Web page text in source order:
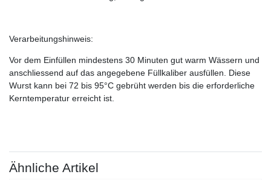
Verarbeitungshinweis:
Vor dem Einfüllen mindestens 30 Minuten gut warm Wässern und
anschliessend auf das angegebene Füllkaliber ausfüllen. Diese
Wurst kann bei 72 bis 95°C gebrüht werden bis die erforderliche
Kerntemperatur erreicht ist.
Ähnliche Artikel